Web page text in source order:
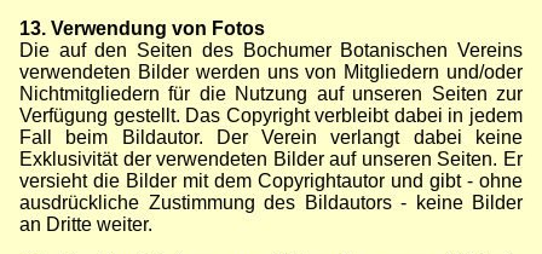
13. Verwendung von Fotos
Die auf den Seiten des Bochumer Botanischen Vereins
verwendeten Bilder werden uns von Mitgliedern und/oder
Nichtmitgliedern für die Nutzung auf unseren Seiten zur
Verfügung gestellt. Das Copyright verbleibt dabei in jedem
Fall beim Bildautor. Der Verein verlangt dabei keine
Exklusivität der verwendeten Bilder auf unseren Seiten. Er
versieht die Bilder mit dem Copyrightautor und gibt - ohne
ausdrückliche Zustimmung des Bildautors - keine Bilder
an Dritte weiter.